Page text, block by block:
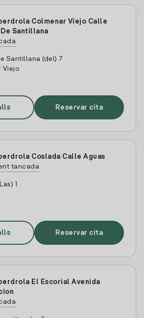
Colmenar Viejo Calle
Santillana
Santillana (del) 7
Viejo
Reservar cita
Coslada Calle Aguas
tancada
1
Reservar cita
El Escorial Avenida